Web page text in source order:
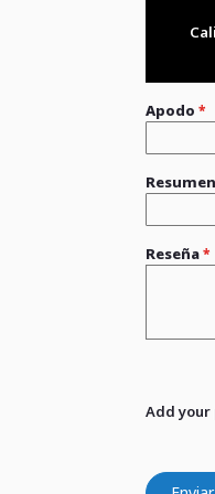
Apodo
Resumen
Reseña
Add your